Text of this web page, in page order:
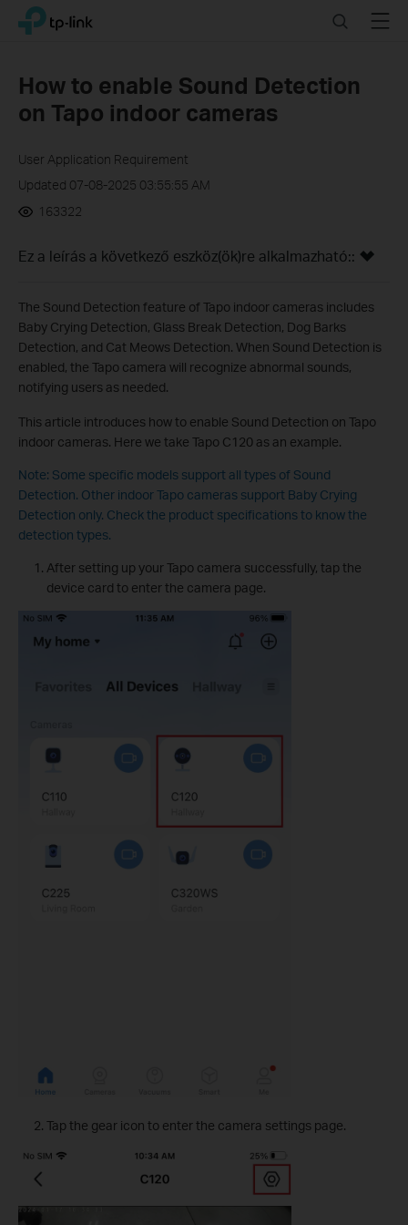
Click
navigation
TP-Link, Reliably Smart SearchMenu
How to enable Sound Detection
on Tapo indoor cameras
User Application Requirement
Updated 07-08-2025 03:55:55 AM
163322
Ez a leírás a következő eszköz(ök)re alkalmazható::
The Sound Detection feature of Tapo indoor cameras includes
Baby Crying Detection, Glass Break Detection, Dog Barks
Detection, and Cat Meows Detection. When Sound Detection is
enabled, the Tapo camera will recognize abnormal sounds,
notifying users as needed.
This article introduces how to enable Sound Detection on Tapo
indoor cameras. Here we take Tapo C120 as an example.
Note: Some specific models support all types of Sound
Detection. Other indoor Tapo cameras support Baby Crying
Detection only. Check the product specifications to know the
detection types.
After setting up your Tapo camera successfully, tap the
device card to enter the camera page.
Tap the gear icon to enter the camera settings page.